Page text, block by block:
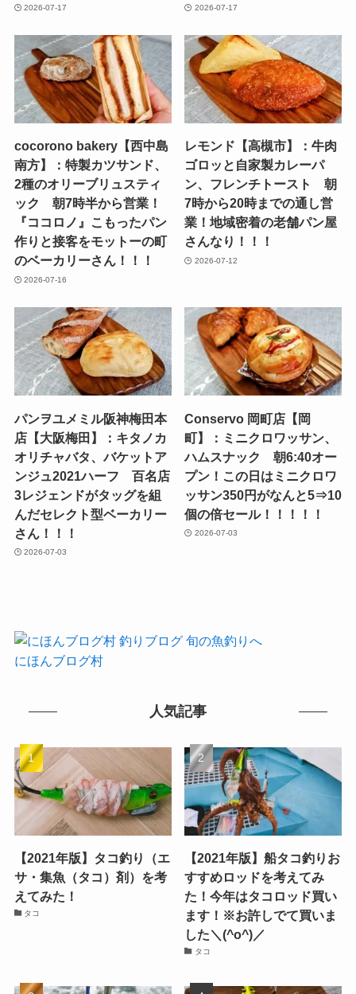
2026-07-17 2026-07-17
cocorono bakery【西中島
南方】：特製カツサンド、
2種のオリーブリュスティ
ック 朝7時半から営業！
『ココロノ』こもったパン
作りと接客をモットーの町
のベーカリーさん！！！
2026-07-16
レモンド【高槻市】：牛肉
ゴロッと自家製カレーパ
ン、フレンチトースト 朝
7時から20時までの通し営
業！地域密着の老舗パン屋
さんなり！！！
2026-07-12
パンヲユメミル阪神梅田本
店【大阪梅田】：キタノカ
オリチャバタ、バケットア
ンジュ2021ハーフ 百名店
3レジェンドがタッグを組
んだセレクト型ベーカリー
さん！！！
2026-07-03
Conservo 岡町店【岡
町】：ミニクロワッサン、
ハムスナック 朝6:40オー
プン！この日はミニクロワ
ッサン350円がなんと5⇒10
個の倍セール！！！！！
2026-07-03
にほんブログ村
人気記事
【2021年版】タコ釣り（エ
サ・集魚（タコ）剤）を考
えてみた！
タコ
【2021年版】船タコ釣りお
すすめロッドを考えてみ
た！今年はタコロッド買い
ます！※お許しでて買いま
した＼(^o^)／
タコ